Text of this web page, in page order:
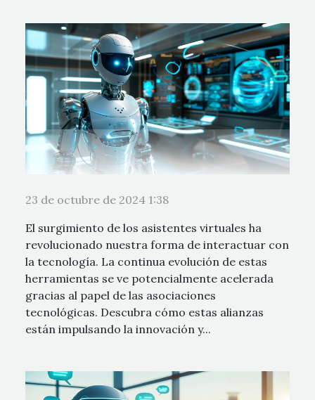
23 de octubre de 2024 1:38
El surgimiento de los asistentes virtuales ha
revolucionado nuestra forma de interactuar con
la tecnología. La continua evolución de estas
herramientas se ve potencialmente acelerada
gracias al papel de las asociaciones
tecnológicas. Descubra cómo estas alianzas
están impulsando la innovación y...